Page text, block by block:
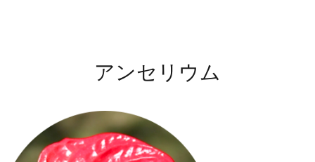
アンセリウム